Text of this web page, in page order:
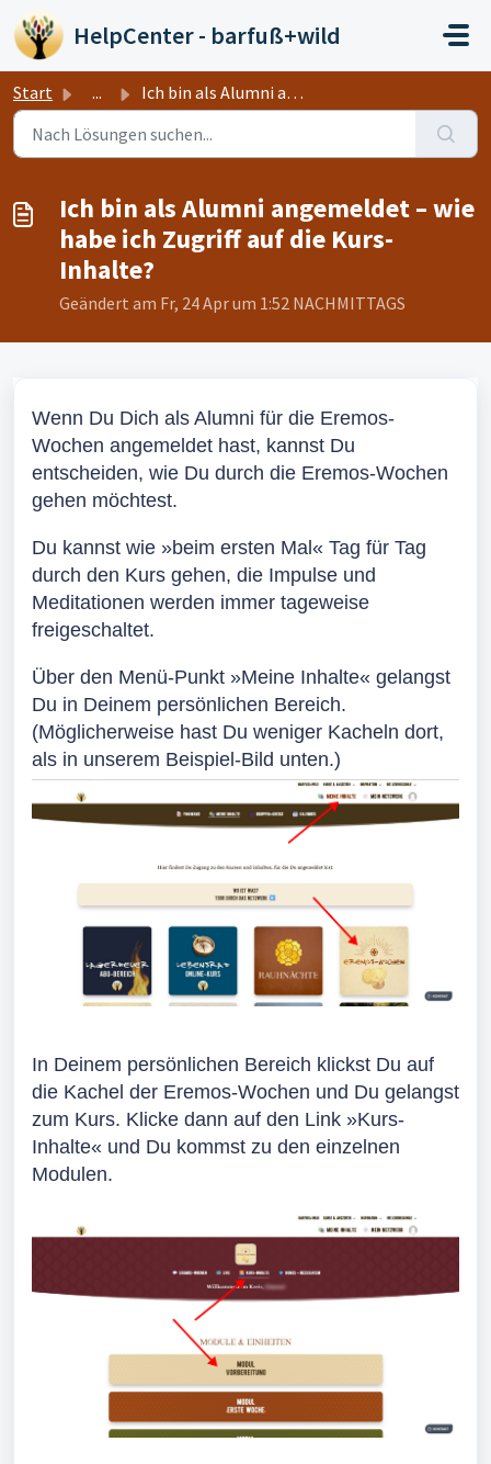
Zum hauptsächlichen Inhalt gehen
HelpCenter - barfuß+wild
Start ... Ich bin als Alumni angemeldet – wie habe ich Zugriff auf ...
Ich bin als Alumni angemeldet – wie
habe ich Zugriff auf die Kurs-
Inhalte?
Geändert am Fr, 24 Apr um 1:52 NACHMITTAGS
Wenn Du Dich als Alumni für die Eremos-
Wochen angemeldet hast, kannst Du
entscheiden, wie Du durch die Eremos-Wochen
gehen möchtest.
Du kannst wie »beim ersten Mal « Tag für Tag
durch den Kurs gehen, die Impulse und
Meditationen werden immer tageweise
freigeschaltet.
Über den Menü-Punkt »Meine Inhalte« gelangst
Du in Deinem persönlichen Bereich.
(Möglicherweise hast Du weniger Kacheln dort,
als in unserem Beispiel-Bild unten.)
In Deinem persönlichen Bereich klickst Du auf
die Kachel der Eremos-Wochen und Du gelangst
zum Kurs. Klicke dann auf den Link »Kurs-
Inhalte« und Du kommst zu den einzelnen
Modulen.